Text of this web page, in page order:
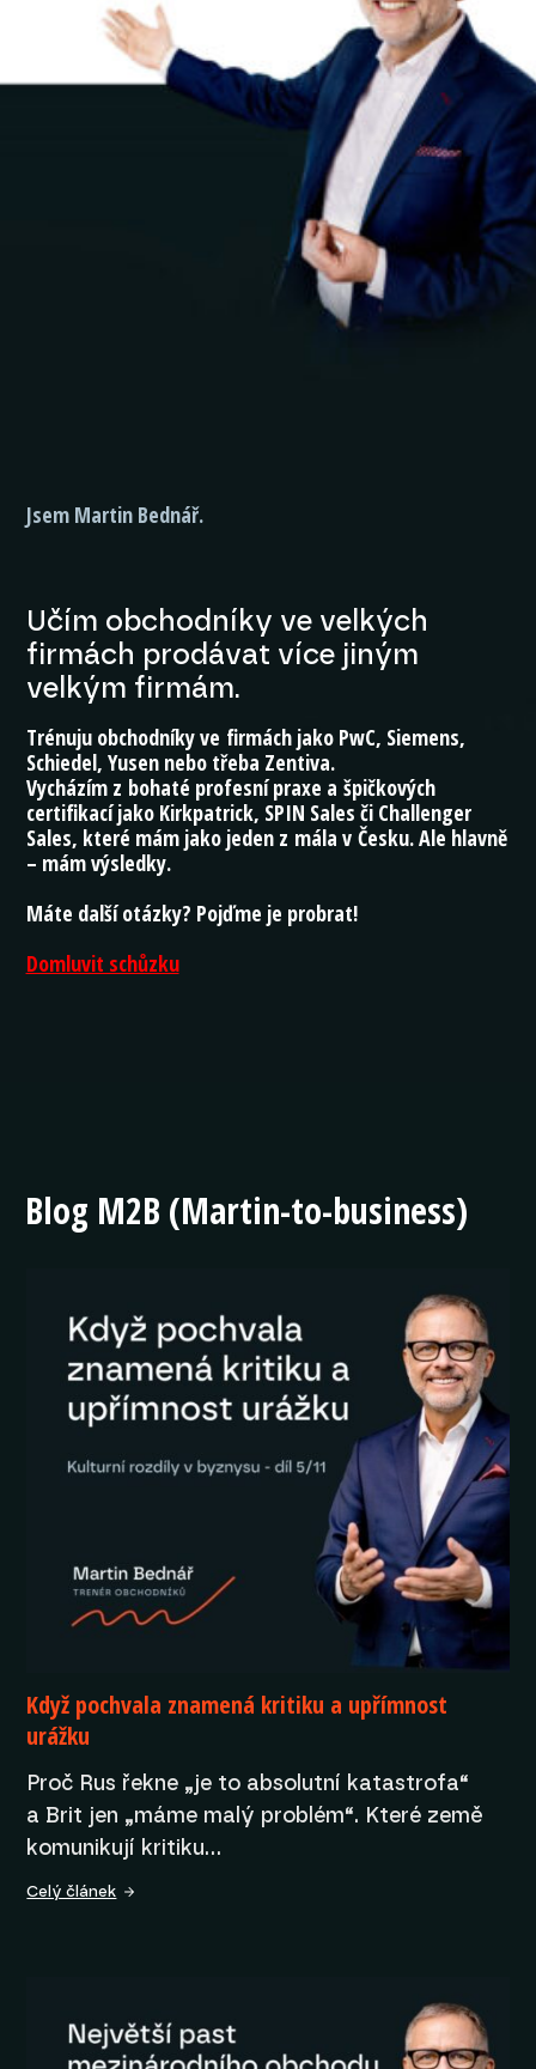
Jsem Martin Bednář.
Učím obchodníky ve velkých
firmách prodávat více jiným
velkým firmám.
Trénuju obchodníky ve firmách jako PwC, Siemens,
Schiedel, Yusen nebo třeba Zentiva.
Vycházím z bohaté profesní praxe a špičkových
certifikací jako Kirkpatrick, SPIN Sales či Challenger
Sales, které mám jako jeden z mála v Česku. Ale hlavně
– mám výsledky.
Máte další otázky? Pojďme je probrat!
Domluvit schůzku
Blog M2B (Martin-to-business)
Když pochvala znamená kritiku a upřímnost
urážku
Proč Rus řekne „je to absolutní katastrofa“
a Brit jen „máme malý problém“. Které země
komunikují kritiku…
Celý článek